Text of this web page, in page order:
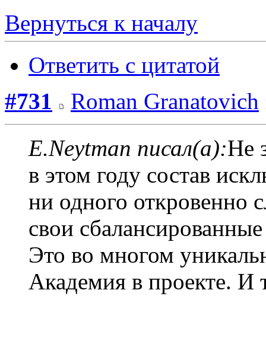
Вернуться к началу
Ответить с цитатой
#731
Roman Granatovich
E.Neytman писал(а):Не
в этом году состав
ни одного откровенно
свои
Это во многом
Академия в проекте. И